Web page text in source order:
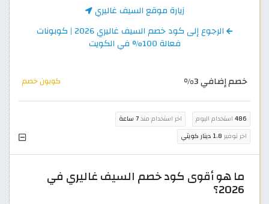
زيارة موقع السيف غاليري
الرجوع إلى كود خصم السيف غاليري 2026 | كوبونات
فعالة 100% في الكويت
خصم إضافي 3% كوبون خصم
486 استخدام اليوم اخر استخدام منذ7 ساعة
اخر توفير 1.8 دينار كويتي
ما هو أقوى كود خصم السيف غاليري في
2026؟